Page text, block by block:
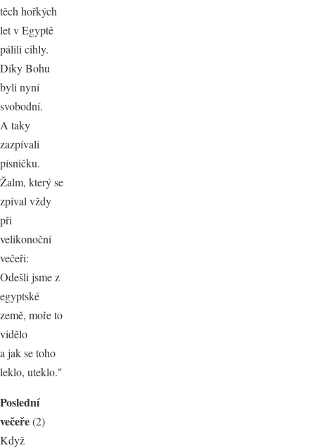
těch hořkých
let v Egyptě
pálili cihly.
Díky Bohu
byli nyní
svobodní.
A taky
zazpívali
písničku.
Žalm, který se
zpíval vždy
při
velikonoční
večeři:
Odešli jsme z
egyptské
země, moře to
vidělo
a jak se toho
leklo, uteklo."
Poslední
večeře(2)
Když